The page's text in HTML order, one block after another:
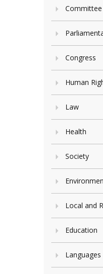
Congress
Human
Law
Health
Society
Local and
Education
Languages